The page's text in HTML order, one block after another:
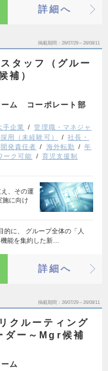
詳細へ
掲載期間 26/07/29～26/08/11
タッフ（グルー
補）
ーム コーポレート部
手企業
管理職・マネジャ
用（未経験可）
社長・
開発責任者 海外転勤
年
ーク可能
育児支援制
、その運
施に向け
的に、 グループ全体の「人
能を集約した新…
詳細へ
掲載期間 26/07/29～26/08/11
クルーティング
ー～Mgr候補
ム